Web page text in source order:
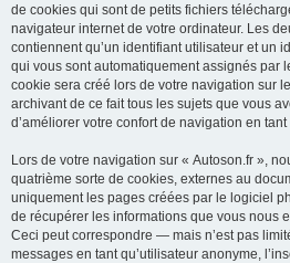
de cookies qui sont de petits fichiers
navigateur internet de votre ordinateur. Les
contiennent qu’un identifiant utilisateur et un
qui vous sont automatiquement assignés par
cookie sera créé lors de votre navigation sur
archivant de ce fait tous les sujets que vous
d’améliorer votre confort de navigation en tant
Lors de votre navigation sur « Autoson.fr »,
quatrième sorte de cookies, externes au
uniquement les pages créées par le logiciel
de récupérer les informations que vous nous
Ceci peut correspondre — mais n’est pas
messages en tant qu’utilisateur anonyme,